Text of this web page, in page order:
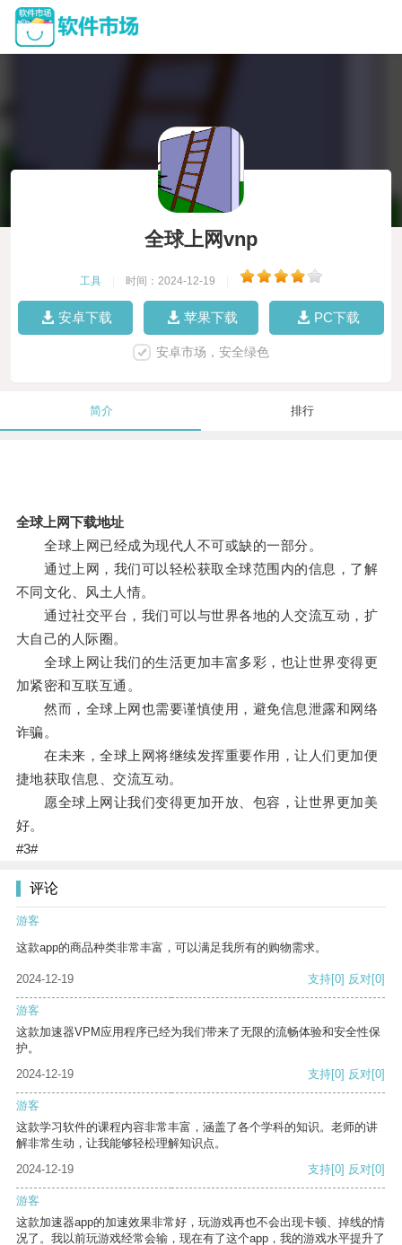
全球上网vnp
工具 时间：2024-12-19
安卓下载 苹果下载 PC下载
安卓市场，安全绿色
简介 排行
全球上网下载地址
全球上网已经成为现代人不可或缺的一部分。
通过上网，我们可以轻松获取全球范围内的信息，了解
不同文化、风土人情。
通过社交平台，我们可以与世界各地的人交流互动，扩
大自己的人际圈。
全球上网让我们的生活更加丰富多彩，也让世界变得更
加紧密和互联互通。
然而，全球上网也需要谨慎使用，避免信息泄露和网络
诈骗。
在未来，全球上网将继续发挥重要作用，让人们更加便
捷地获取信息、交流互动。
愿全球上网让我们变得更加开放、包容，让世界更加美
好。
#3#
评论
游客
这款app的商品种类非常丰富，可以满足我所有的购物需求。
2024-12-19 支持[0] 反对[0]
游客
这款加速器VPM应用程序已经为我们带来了无限的流畅体验和安全性保
护。
2024-12-19
支持[0] 反对[0]
游客
这款学习软件的课程内容非常丰富，涵盖了各个学科的知识。老师的讲
解非常生动，让我能够轻松理解知识点。
2024-12-19
支持[0] 反对[0]
游客
这款加速器app的加速效果非常好，玩游戏再也不会出现卡顿、掉线的情
况了。我以前玩游戏经常会输，现在有了这个app，我的游戏水平提升了